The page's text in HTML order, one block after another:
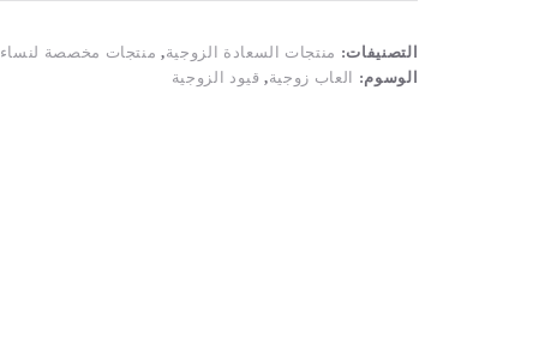
التصنيفات: منتجات السعادة الزوجية, منتجات مخصصة لنساء
الوسوم:
العاب زوجية, قيود الزوجية